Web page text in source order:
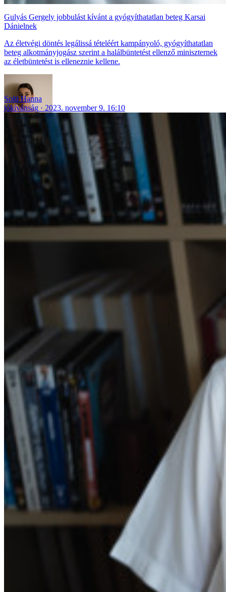
Gulyás Gergely jobbulást kívánt a gyógyíthatatlan beteg Karsai
Dánielnek
Az életvégi döntés legálissá tételéért kampányoló, gyógyíthatatlan
beteg alkotmányjogász szerint a halálbüntetést ellenző miniszternek
az életbüntetést is elleneznie kellene.
Solti Hanna
jókívánság
2023. november 9. 16:10